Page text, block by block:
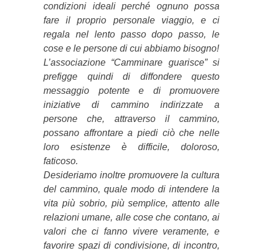
condizioni ideali perché ognuno possa
fare il proprio personale viaggio, e ci
regala nel lento passo dopo passo, le
cose e le persone di cui abbiamo bisogno!
L’associazione “Camminare guarisce” si
prefigge quindi di diffondere questo
messaggio potente e di promuovere
iniziative di cammino indirizzate a
persone che, attraverso il cammino,
possano affrontare a piedi ciò che nelle
loro esistenze è difficile, doloroso,
faticoso.
Desideriamo inoltre promuovere la cultura
del cammino, quale modo di intendere la
vita più sobrio, più semplice, attento alle
relazioni umane, alle cose che contano, ai
valori che ci fanno vivere veramente, e
favorire spazi di condivisione, di incontro,